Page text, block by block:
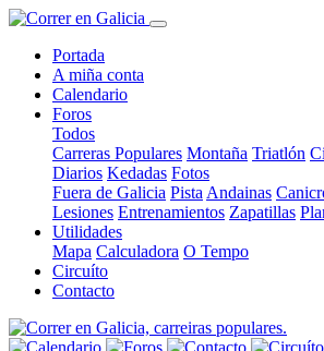
Portada
A miña conta
Calendario
Foros
Todos
Carreras Populares Montaña Triatlón
Diarios Kedadas Fotos
Fuera de Galicia Pista Andainas
Lesiones Entrenamientos Zapatillas
Utilidades
Mapa Calculadora O Tempo
Circuíto
Contacto